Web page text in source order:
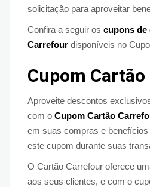
solicitação para aproveitar
Confira a seguir os cupons de
Carrefour disponíveis no
Cupom
Aproveite descontos
com o Cupom Cartão
em suas compras e
este cupom durante suas
O Cartão Carrefour oferece
aos seus clientes, e com o